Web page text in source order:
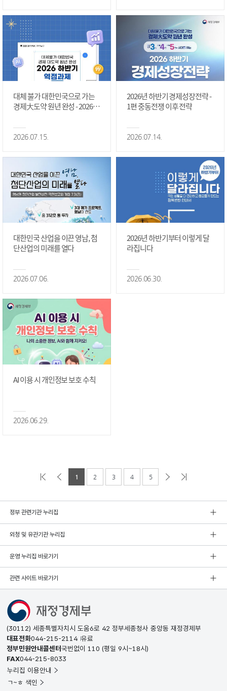
대체 불가 대한민국으로 가는
경제大도약 원년 완성 - 2026 하
2026.07.15.
2026년 하반기 경제성장전략 -
1편 중동전쟁 이후 전략
2026.07.14.
대한민국 산업을 이끈 영남, 첨
단산업의 미래를 열다
2026.07.06.
2026년 하반기부터 이렇게 달
라집니다
2026.06.30.
AI 이용 시 개인정보 보호 수칙
2026.06.29.
1 2 3 4 5
정부 관련기관 누리집
외청 및 유관기관 누리집
운영 누리집 바로가기
관련 사이트 바로가기
(30112) 세종특별자치시 도움6로 42 정부세종청사 중앙동 재정경제부
대표전화044-215-2114 유료
정부민원안내콜센터국번없이 110 (평일 9시~18시)
FAX044-215-8033
누리집 이용안내
ㄱ~ㅎ 색인